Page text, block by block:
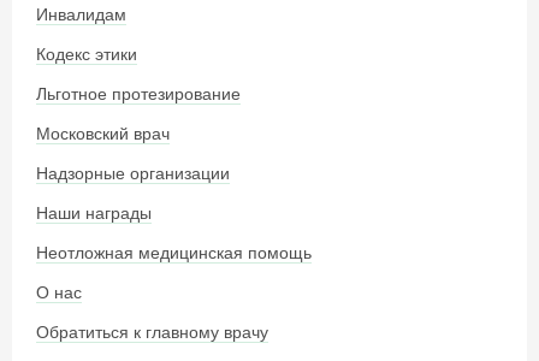
Инвалидам
Кодекс этики
Льготное протезирование
Московский врач
Надзорные организации
Наши награды
Неотложная медицинская помощь
О нас
Обратиться к главному врачу